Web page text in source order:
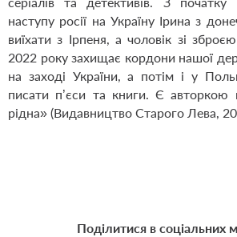
наступу росії на Україну Ірина з
виїхати з Ірпеня, а чоловік зі
2022 року захищає кордони нашої
на заході України, а потім і у
писати п’єси та книги. Є авторкою
рідна» (Видавництво Старого Лева,
Поділитися в соціальних